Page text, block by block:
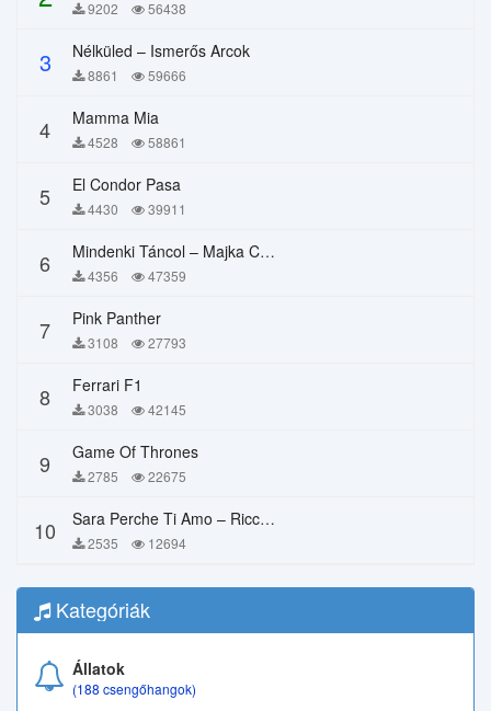
9202 56438
3 Nélküled – Ismerős Arcok
8861 59666
4 Mamma Mia
4528 58861
5 El Condor Pasa
4430 39911
6 Mindenki Táncol – Majka Curtis, Péter Majoros
4356 47359
7 Pink Panther
3108 27793
8 Ferrari F1
3038 42145
9 Game Of Thrones
2785 22675
10 Sara Perche Ti Amo – Ricchi E Poveri
2535 12694
Kategóriák
Állatok
(188 csengőhangok)